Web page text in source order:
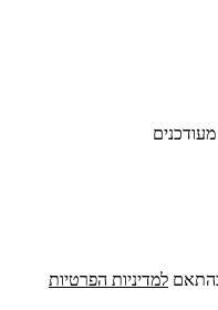
למדיניות הפרטיות